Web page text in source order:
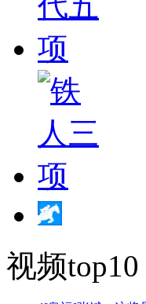
视频top10